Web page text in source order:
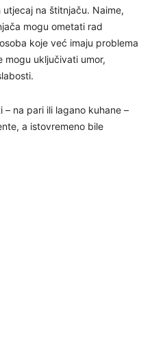
na štitnjaču. Naime,
mogu ometati rad
koje već imaju problema
mogu uključivati umor,
na pari ili lagano kuhane –
a istovremeno bile